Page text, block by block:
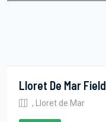
Lloret De Mar Field
, Lloret de Mar